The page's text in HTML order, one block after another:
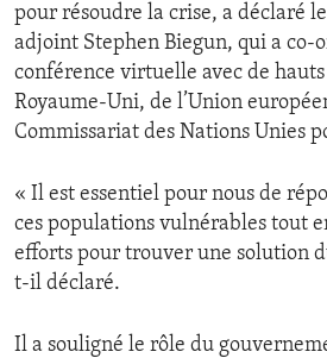
pour résoudre la crise, a déclaré
adjoint Stephen Biegun, qui a co-
conférence virtuelle avec de
Royaume-Uni, de l’Union
Commissariat des Nations Unies
« Il est essentiel pour nous de
ces populations vulnérables tout
efforts pour trouver une solution
t-il déclaré.
Il a souligné le rôle du